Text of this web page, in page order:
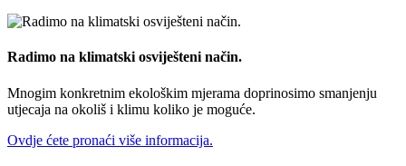
Radimo na klimatski osviješteni način.
Mnogim konkretnim ekološkim mjerama doprinosimo smanjenju
utjecaja na okoliš i klimu koliko je moguće.
Ovdje ćete pronaći više informacija.